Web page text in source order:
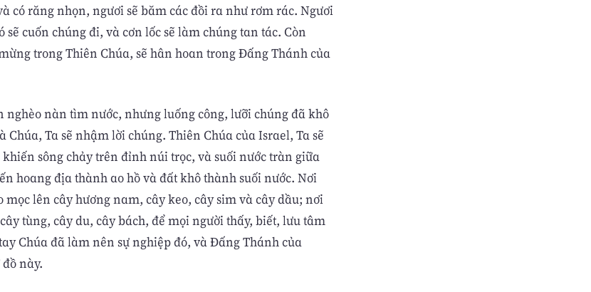
có răng nhọn, ngươi sẽ băm các đồi ra như rơm rác. Ngươi
sẽ cuốn chúng đi, và cơn lốc sẽ làm chúng tan tác. Còn
trong Thiên Chúa, sẽ hân hoan trong Ðấng Thánh của
nghèo nàn tìm nước, nhưng luống công, lưỡi chúng đã khô
Chúa, Ta sẽ nhậm lời chúng. Thiên Chúa của Israel, Ta sẽ
sông chảy trên đỉnh núi trọc, và suối nước tràn giữa
hoang địa thành ao hồ và đất khô thành suối nước. Nơi
mọc lên cây hương nam, cây keo, cây sim và cây dầu; nơi
tùng, cây du, cây bách, để mọi người thấy, biết, lưu tâm
Chúa đã làm nên sự nghiệp đó, và Ðấng Thánh của
này.